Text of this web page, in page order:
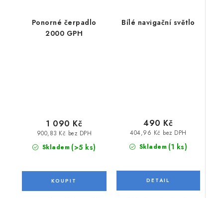
Ponorné čerpadlo
2000 GPH
Skladem (>5 ks)
900,83 Kč bez DPH
1 090 Kč
Bílé navigační světlo
Skladem (1 ks)
404,96 Kč bez DPH
490 Kč